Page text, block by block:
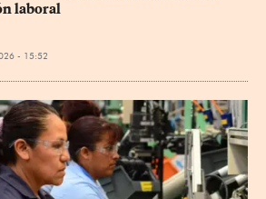
laboral
- 15:52